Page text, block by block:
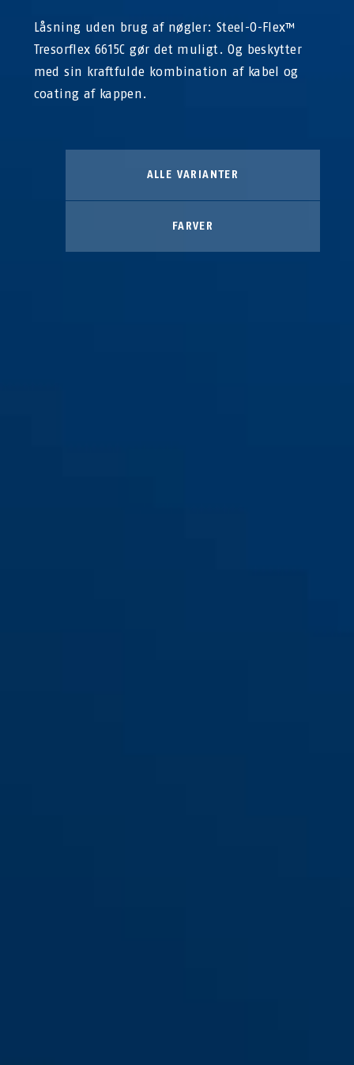
Låsning uden brug af nøgler: Steel-O-Flex™
Tresorflex 6615C gør det muligt. Og beskytter
med sin kraftfulde kombination af kabel og
coating af kappen.
ALLE VARIANTER
FARVER